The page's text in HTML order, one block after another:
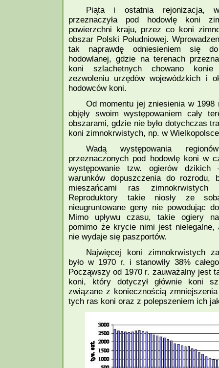
Piąta i ostatnia rejonizacja,
przeznaczyła pod hodowlę koni
powierzchni kraju, przez co koni
obszar Polski Południowej.
tak naprawdę odniesieniem się
hodowlanej, gdzie na terenach
koni szlachetnych chowano
zezwoleniu urzędów wojewódzkich i
hodowców koni.
Od momentu jej zniesienia w
objęły swoim występowaniem cały
obszarami, gdzie nie było dotychczas
koni zimnokrwistych, np. w
Wadą występowania
przeznaczonych pod hodowlę koni w
występowanie tzw. ogierów dzikich
warunków dopuszczenia do rozrodu,
mieszańcami ras zimnokrwistych
Reproduktory takie niosły ze
nieugruntowane geny nie powodując
Mimo upływu czasu, takie ogiery
pomimo że krycie nimi jest nielegalne,
nie wydaje się paszportów.
Najwięcej koni zimnokrwistych
było w 1970 r. i stanowiły 38%
Począwszy od 1970 r. zauważalny jest
koni, który dotyczył głównie koni
związane z koniecznością
tych ras koni oraz z polepszeniem ich